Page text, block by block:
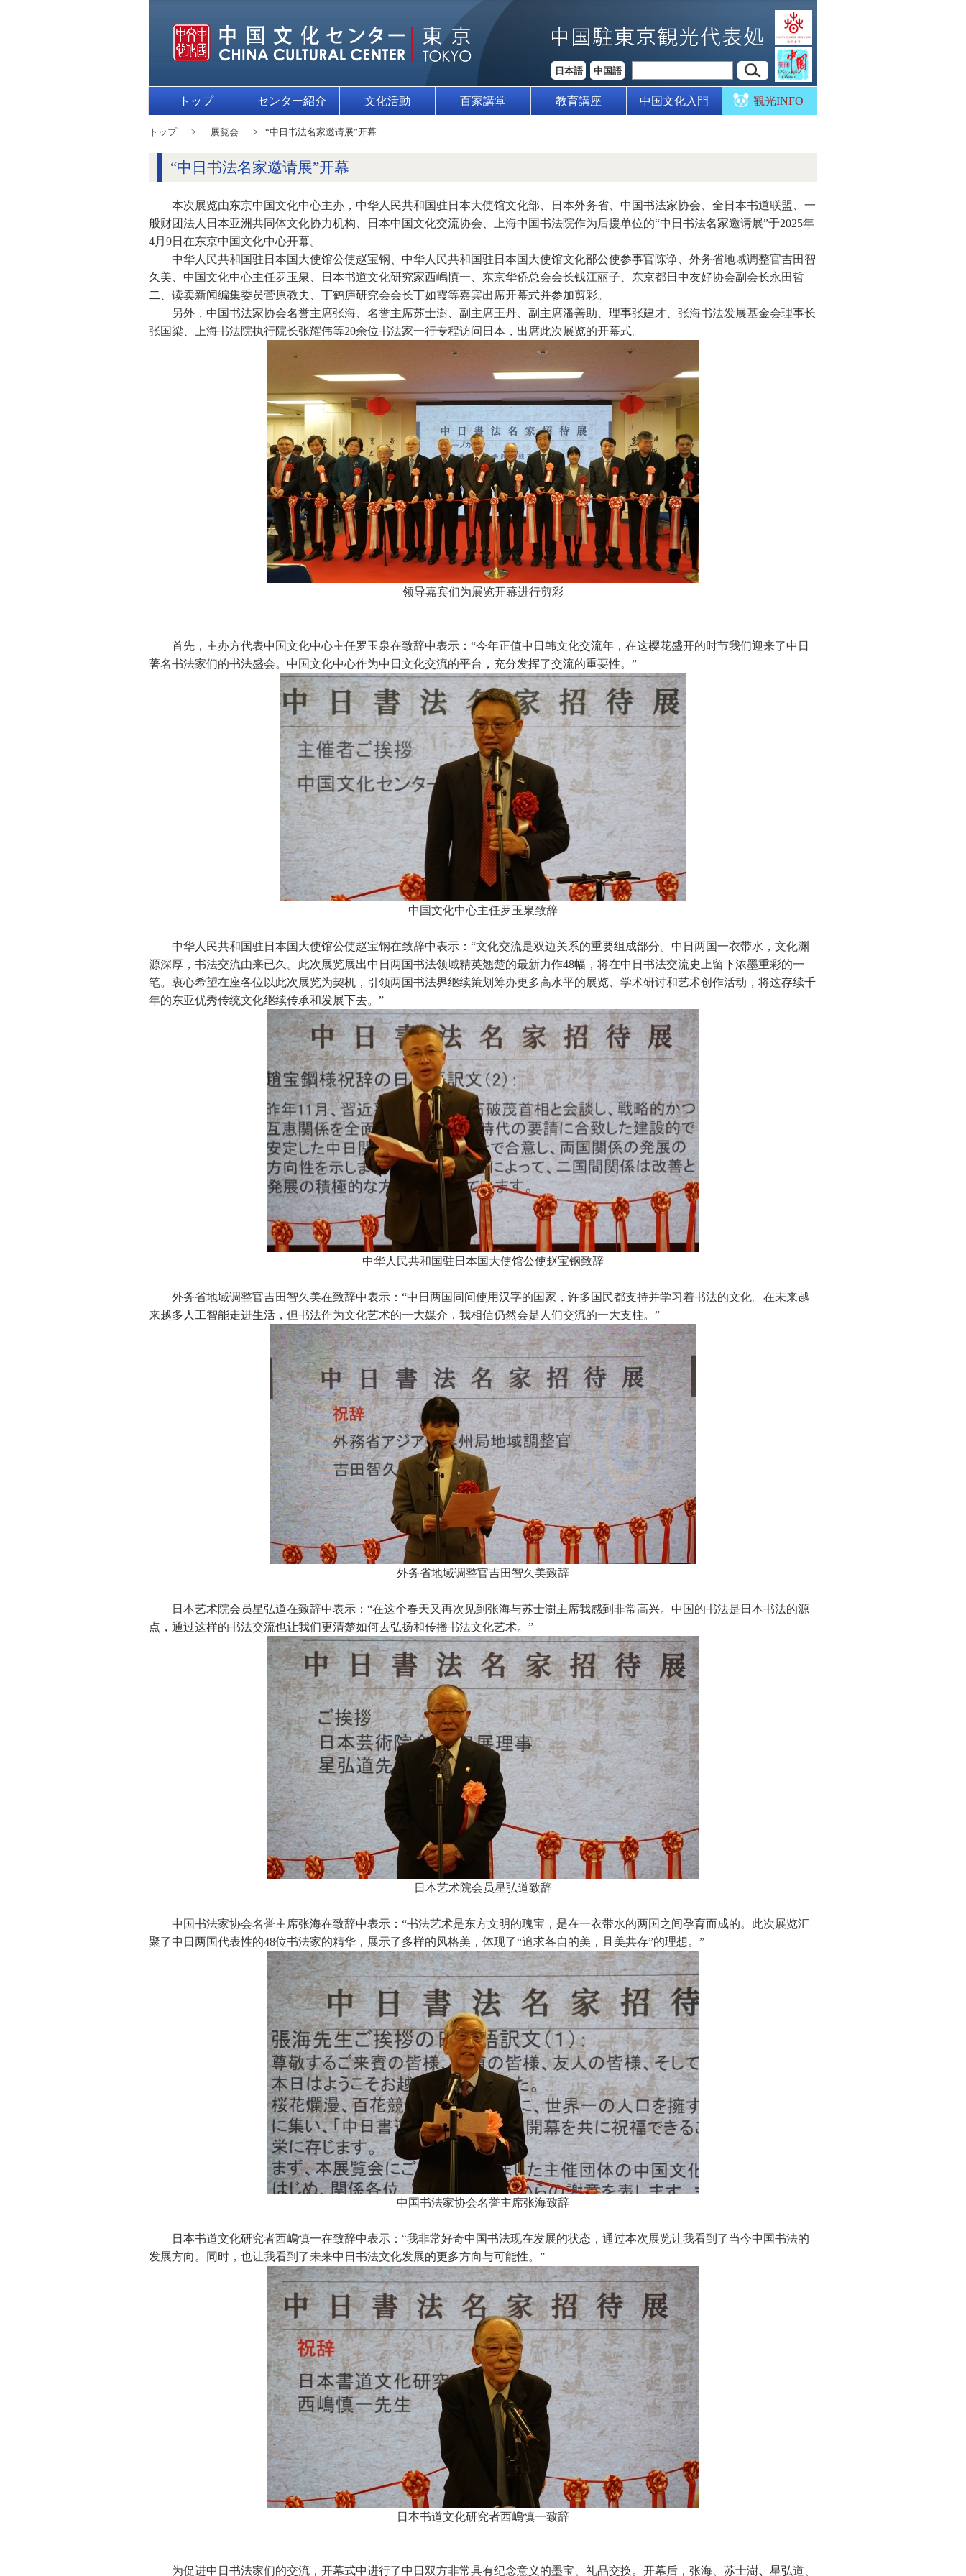
日本語 中国語
トップ センター紹介 文化活動 百家講堂 教育講座 中国文化入門 観光INFO
トップ 展覧会 “中日书法名家邀请展”开幕
“中日书法名家邀请展”开幕
本次展览由东京中国文化中心主办，中华人民共和国驻日本大使馆文化部、日本外务省、中国书法家协会、全日本书道联盟、一
般财团法人日本亚洲共同体文化协力机构、日本中国文化交流协会、上海中国书法院作为后援单位的“中日书法名家邀请展”于2025年
4月9日在东京中国文化中心开幕。
中华人民共和国驻日本国大使馆公使赵宝钢、中华人民共和国驻日本国大使馆文化部公使参事官陈诤、外务省地域调整官吉田智
久美、中国文化中心主任罗玉泉、日本书道文化研究家西嶋慎一、东京华侨总会会长钱江丽子、东京都日中友好协会副会长永田哲
二、读卖新闻编集委员菅原教夫、丁鹤庐研究会会长丁如霞等嘉宾出席开幕式并参加剪彩。
另外，中国书法家协会名誉主席张海、名誉主席苏士澍、副主席王丹、副主席潘善助、理事张建才、张海书法发展基金会理事长
张国梁、上海书法院执行院长张耀伟等20余位书法家一行专程访问日本，出席此次展览的开幕式。
领导嘉宾们为展览开幕进行剪彩
首先，主办方代表中国文化中心主任罗玉泉在致辞中表示：“今年正值中日韩文化交流年，在这樱花盛开的时节我们迎来了中日
著名书法家们的书法盛会。中国文化中心作为中日文化交流的平台，充分发挥了交流的重要性。”
中国文化中心主任罗玉泉致辞
中华人民共和国驻日本国大使馆公使赵宝钢在致辞中表示：“文化交流是双边关系的重要组成部分。中日两国一衣带水，文化渊
源深厚，书法交流由来已久。此次展览展出中日两国书法领域精英翘楚的最新力作48幅，将在中日书法交流史上留下浓墨重彩的一
笔。衷心希望在座各位以此次展览为契机，引领两国书法界继续策划筹办更多高水平的展览、学术研讨和艺术创作活动，将这存续千
年的东亚优秀传统文化继续传承和发展下去。”
中华人民共和国驻日本国大使馆公使赵宝钢致辞
外务省地域调整官吉田智久美在致辞中表示：“中日两国同问使用汉字的国家，许多国民都支持并学习着书法的文化。在未来越
来越多人工智能走进生活，但书法作为文化艺术的一大媒介，我相信仍然会是人们交流的一大支柱。”
外务省地域调整官吉田智久美致辞
日本艺术院会员星弘道在致辞中表示：“在这个春天又再次见到张海与苏士澍主席我感到非常高兴。中国的书法是日本书法的源
点，通过这样的书法交流也让我们更清楚如何去弘扬和传播书法文化艺术。”
日本艺术院会员星弘道致辞
中国书法家协会名誉主席张海在致辞中表示：“书法艺术是东方文明的瑰宝，是在一衣带水的两国之间孕育而成的。此次展览汇
聚了中日两国代表性的48位书法家的精华，展示了多样的风格美，体现了“追求各自的美，且美共存”的理想。”
中国书法家协会名誉主席张海致辞
日本书道文化研究者西嶋慎一在致辞中表示：“我非常好奇中国书法现在发展的状态，通过本次展览让我看到了当今中国书法的
发展方向。同时，也让我看到了未来中日书法文化发展的更多方向与可能性。”
日本书道文化研究者西嶋慎一致辞
为促进中日书法家们的交流，开幕式中进行了中日双方非常具有纪念意义的墨宝、礼品交换。开幕后，张海、苏士澍、 星弘道、